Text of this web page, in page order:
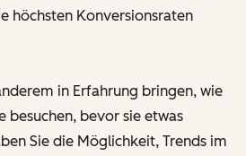
höchsten Konversionsraten
in Erfahrung bringen, wie
besuchen, bevor sie etwas
Sie die Möglichkeit, Trends im